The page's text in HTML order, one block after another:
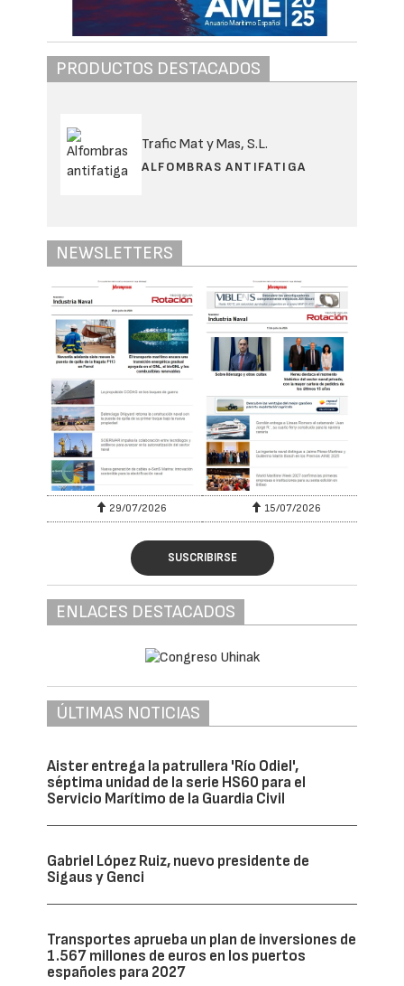
PRODUCTOS DESTACADOS
Trafic Mat y Mas, S.L.
ALFOMBRAS ANTIFATIGA
NEWSLETTERS
29/07/2026 15/07/2026
SUSCRIBIRSE
ENLACES DESTACADOS
ÚLTIMAS NOTICIAS
Aister entrega la patrullera 'Río Odiel',
séptima unidad de la serie HS60 para el
Servicio Marítimo de la Guardia Civil
Gabriel López Ruiz, nuevo presidente de
Sigaus y Genci
Transportes aprueba un plan de inversiones de
1.567 millones de euros en los puertos
españoles para 2027